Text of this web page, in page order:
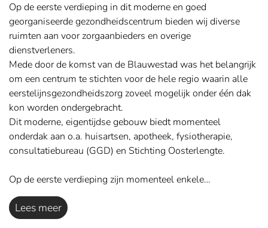
Op de eerste verdieping in dit moderne en goed
georganiseerde gezondheidscentrum bieden wij diverse
ruimten aan voor zorgaanbieders en overige
dienstverleners.
Mede door de komst van de Blauwestad was het belangrijk
om een centrum te stichten voor de hele regio waarin alle
eerstelijnsgezondheidszorg zoveel mogelijk onder één dak
kon worden ondergebracht.
Dit moderne, eigentijdse gebouw biedt momenteel
onderdak aan o.a. huisartsen, apotheek, fysiotherapie,
consultatiebureau (GGD) en Stichting Oosterlengte.
Op de eerste verdieping zijn momenteel enkele…
Lees meer